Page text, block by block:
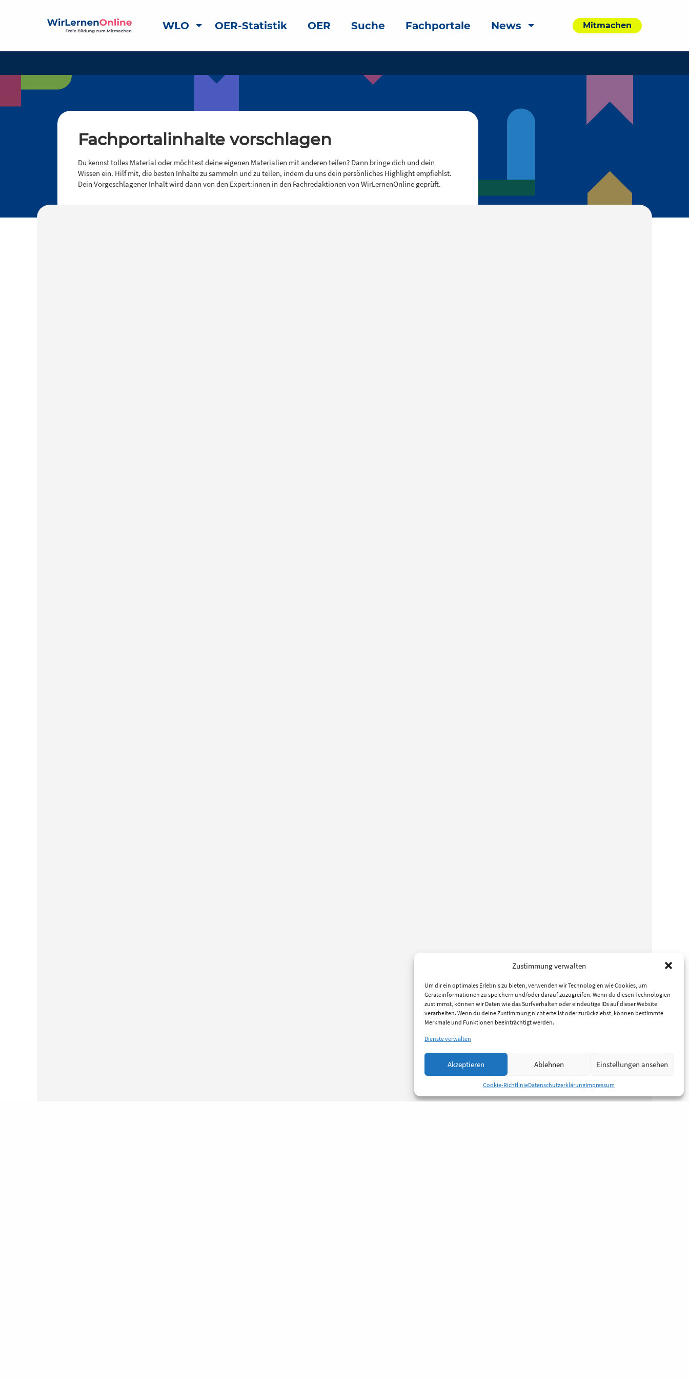
Zustimmung verwalten
Um dir ein optimales Erlebnis zu bieten, verwenden wir Technologien wie Cookies, um
Geräteinformationen zu speichern und/oder darauf zuzugreifen. Wenn du diesen Technologien
zustimmst, können wir Daten wie das Surfverhalten oder eindeutige IDs auf dieser Website
verarbeiten. Wenn du deine Zustimmung nicht erteilst oder zurückziehst, können bestimmte
Merkmale und Funktionen beeinträchtigt werden.
Dienste verwalten
Akzeptieren Ablehnen Einstellungen ansehen
Cookie-RichtlinieDatenschutzerklärungImpressum
WLO OER-Statistik OER Suche Fachportale News Mitmachen
Fachportalinhalte vorschlagen
Du kennst tolles Material oder möchtest deine eigenen Materialien mit anderen teilen? Dann bringe dich und dein
Wissen ein. Hilf mit, die besten Inhalte zu sammeln und zu teilen, indem du uns dein persönliches Highlight empfiehlst.
Dein Vorgeschlagener Inhalt wird dann von den Expert:innen in den Fachredaktionen von WirLernenOnline geprüft.